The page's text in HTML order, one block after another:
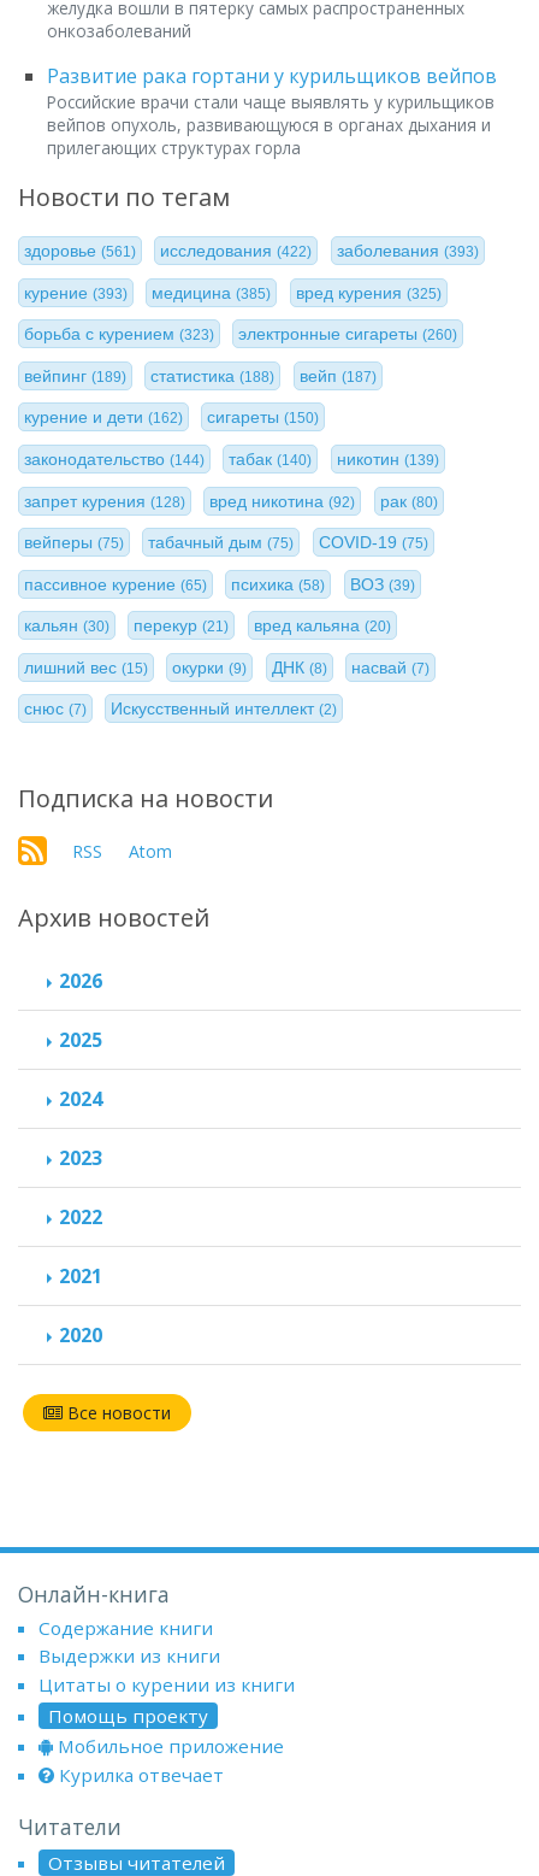
желудка вошли в пятерку самых распространенных
онкозаболеваний
Развитие рака гортани у курильщиков вейпов
Российские врачи стали чаще выявлять у курильщиков
вейпов опухоль, развивающуюся в органах дыхания и
прилегающих структурах горла
Новости по тегам
здоровье (561) исследования(422) заболевания (393)
курение (393) медицина(385) вред курения (325)
борьба с курением (323) электронные сигареты(260)
вейпинг (189) статистика(188) вейп (187)
курение и дети (162) сигареты(150)
законодательство (144) табак(140) никотин (139)
запрет курения (128) вред никотина(92) рак (80)
вейперы (75) табачный дым(75) COVID-19 (75)
пассивное курение (65) психика(58) ВОЗ (39)
кальян (30) перекур(21) вред кальяна (20)
лишний вес (15) окурки(9) ДНК (8) насвай(7)
снюс (7) Искусственный интеллект(2)
Подписка на новости
RSS Atom
Архив новостей
2026
2025
2024
2023
2022
2021
2020
Все новости
Онлайн-книга
Содержание книги
Выдержки из книги
Цитаты о курении из книги
Помощь проекту
Мобильное приложение
Курилка отвечает
Читатели
Отзывы читателей